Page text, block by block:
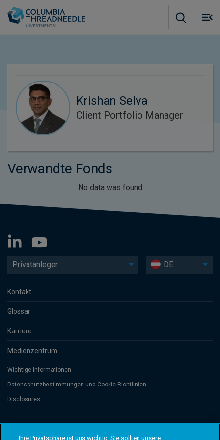
Krishan Selva
Client Portfolio Manager
Verwandte Fonds
No data was found
Privatanleger DE
Kontakt
Glossar
Karriere
Medienzentrum
Wichtige Informationen
Datenschutzbesti­mmungen und Cookie-Richtlinien
Disclosures
de Commerce et des Sociétés (Luxembourg), No. B 110242 and/or
Ihre Privatsphäre ist uns wichtig. Sie sollten unsere